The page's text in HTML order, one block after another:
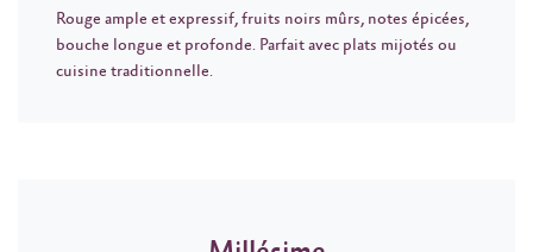
Rouge ample et expressif, fruits noirs mûrs, notes épicées,
bouche longue et profonde. Parfait avec plats mijotés ou
cuisine traditionnelle.